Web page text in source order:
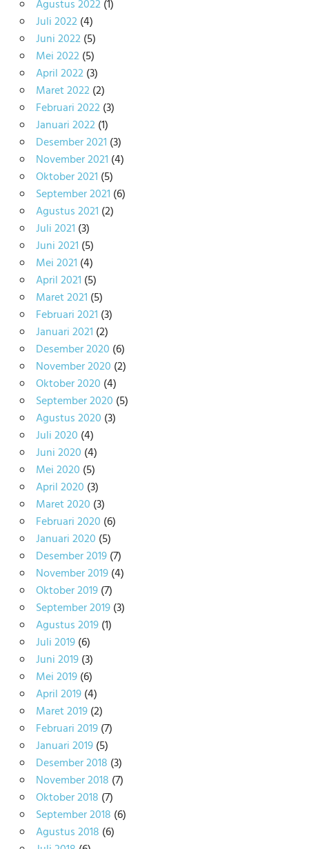
Agustus 2022(1)
Juli 2022(4)
Juni 2022(5)
Mei 2022(5)
April 2022(3)
Maret 2022(2)
Februari 2022(3)
Januari 2022(1)
Desember 2021 (3)
November 2021 (4)
Oktober 2021 (5)
September 2021 (6)
Agustus 2021 (2)
Juli 2021 (3)
Juni 2021 (5)
Mei 2021 (4)
April 2021 (5)
Maret 2021 (5)
Februari 2021 (3)
Januari 2021 (2)
Desember 2020 (6)
November 2020 (2)
Oktober 2020 (4)
September 2020 (5)
Agustus 2020 (3)
Juli 2020 (4)
Juni 2020 (4)
Mei 2020 (5)
April 2020 (3)
Maret 2020 (3)
Februari 2020 (6)
Januari 2020 (5)
Desember 2019(7)
November 2019(4)
Oktober 2019(7)
September 2019(3)
Agustus 2019(1)
Juli 2019(6)
Juni 2019(3)
Mei 2019(6)
April 2019(4)
Maret 2019(2)
Februari 2019(7)
Januari 2019(5)
Desember 2018 (3)
November 2018 (7)
Oktober 2018 (7)
September 2018 (6)
Agustus 2018 (6)